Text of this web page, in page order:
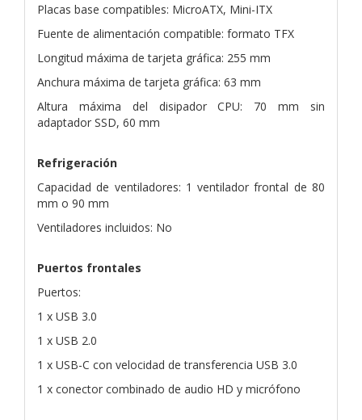
Placas base compatibles: MicroATX, Mini-ITX
Fuente de alimentación compatible: formato TFX
Longitud máxima de tarjeta gráfica: 255 mm
Anchura máxima de tarjeta gráfica: 63 mm
Altura máxima del disipador CPU: 70 mm sin
adaptador SSD, 60 mm
Refrigeración
Capacidad de ventiladores: 1 ventilador frontal de 80
mm o 90 mm
Ventiladores incluidos: No
Puertos frontales
Puertos:
1 x USB 3.0
1 x USB 2.0
1 x USB-C con velocidad de transferencia USB 3.0
1 x conector combinado de audio HD y micrófono